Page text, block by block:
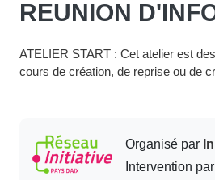
ATELIER START : Cet atelier est
cours de création, de reprise ou de
Organisé par
Intervention par